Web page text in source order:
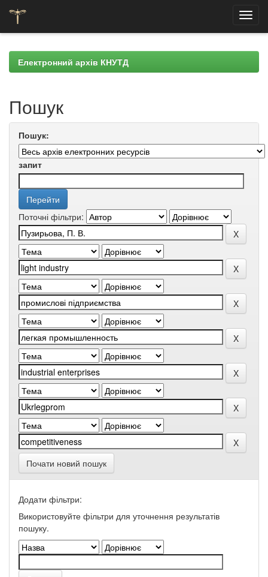
navigationЕлектронний архів КНУТД
Пошук
Пошук:
запит
Поточні фільтри:
Почати новий пошук
Додати фільтри:
Використовуйте фільтри для уточнення результатів
пошуку.